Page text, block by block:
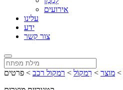
אירועים
עלינו
ידע
צור קשר
> מוצר > רַמקוֹל > רמקול רכב > פרטים